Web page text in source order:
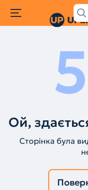
5
Ой,
Сторінка була